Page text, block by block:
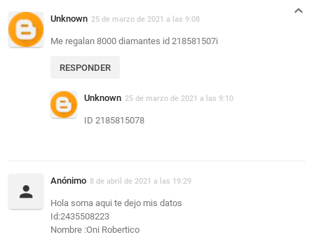
Unknown 25 de marzo de 2021 a las 9:08
Me regalan 8000 diamantes id 218581507i
RESPONDER
Unknown 25 de marzo de 2021 a las 9:10
ID 2185815078
Anónimo 8 de abril de 2021 a las 19:29
Hola soma aqui te dejo mis datos
Id:2435508223
Nombre :Oni Robertico